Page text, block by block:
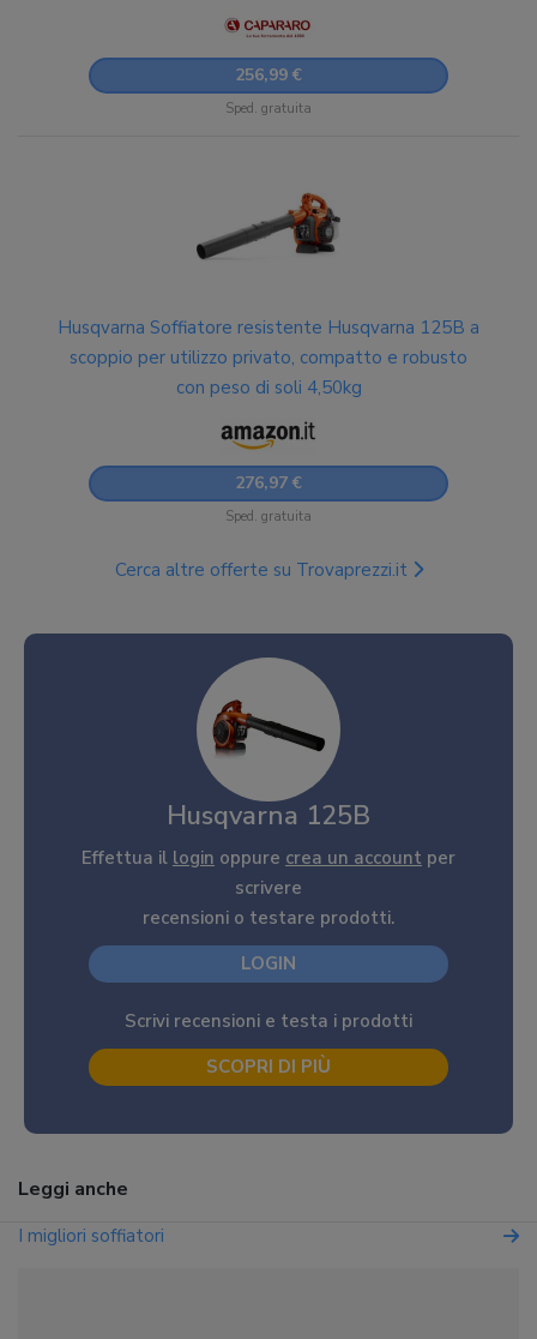
256,99 €
Sped. gratuita
Husqvarna Soffiatore resistente Husqvarna 125B a
scoppio per utilizzo privato, compatto e robusto
con peso di soli 4,50kg
276,97 €
Sped. gratuita
Cerca altre offerte su Trovaprezzi.it
Husqvarna 125B
Effettua il login oppure crea un account per
scrivere
recensioni o testare prodotti.
LOGIN
Scrivi recensioni e testa i prodotti
SCOPRI DI PIÙ
Leggi anche
I migliori soffiatori